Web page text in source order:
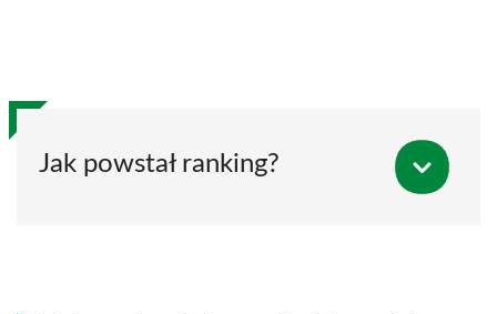
Jak powstał ranking?